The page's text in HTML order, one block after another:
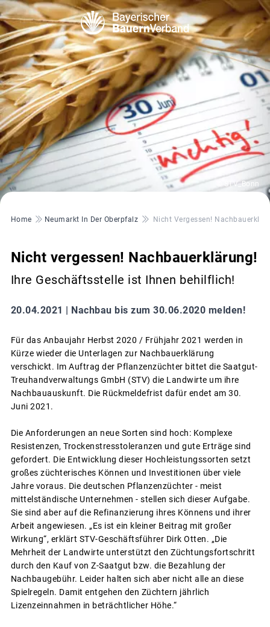
© STV_Bonn
Pfadnavigation
Home Neumarkt In Der Oberpfalz Nicht Vergessen!
Nicht vergessen! Nachbauerklärung!
Ihre Geschäftsstelle ist Ihnen behilflich!
20.04.2021 | Nachbau bis zum 30.06.2020 melden!
Für das Anbaujahr Herbst 2020 / Frühjahr 2021 werden in
Kürze wieder die Unterlagen zur Nachbauerklärung
verschickt. Im Auftrag der Pflanzenzüchter bittet die Saatgut-
Treuhandverwaltungs GmbH (STV) die Landwirte um ihre
Nachbauauskunft. Die Rückmeldefrist dafür endet am 30.
Juni 2021.
Die Anforderungen an neue Sorten sind hoch: Komplexe
Resistenzen, Trockenstresstoleranzen und gute Erträge sind
gefordert. Die Entwicklung dieser Hochleistungssorten setzt
großes züchterisches Können und Investitionen über viele
Jahre voraus. Die deutschen Pflanzenzüchter - meist
mittelständische Unternehmen - stellen sich dieser Aufgabe.
Sie sind aber auf die Refinanzierung ihres Könnens und ihrer
Arbeit angewiesen. „Es ist ein kleiner Beitrag mit großer
Wirkung“, erklärt STV-Geschäftsführer Dirk Otten. „Die
Mehrheit der Landwirte unterstützt den Züchtungsfortschritt
durch den Kauf von Z-Saatgut bzw. die Bezahlung der
Nachbaugebühr. Leider halten sich aber nicht alle an diese
Spielregeln. Damit entgehen den Züchtern jährlich
Lizenzeinnahmen in beträchtlicher Höhe.“